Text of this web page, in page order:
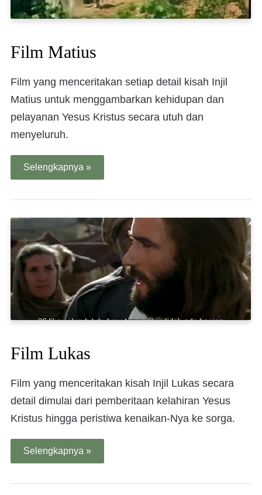
Film Matius
Film yang menceritakan setiap detail kisah Injil
Matius untuk menggambarkan kehidupan dan
pelayanan Yesus Kristus secara utuh dan
menyeluruh.
Selengkapnya »
Film Lukas
Film yang menceritakan kisah Injil Lukas secara
detail dimulai dari pemberitaan kelahiran Yesus
Kristus hingga peristiwa kenaikan-Nya ke sorga.
Selengkapnya »